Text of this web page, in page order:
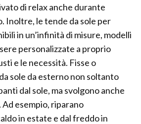
di relax anche durante
Inoltre, le tende da sole per
in un’infinità di misure, modelli
personalizzate a proprio
e le necessità. Fisse o
sole da esterno non soltanto
dal sole, ma svolgono anche
esempio, riparano
in estate e dal freddo in